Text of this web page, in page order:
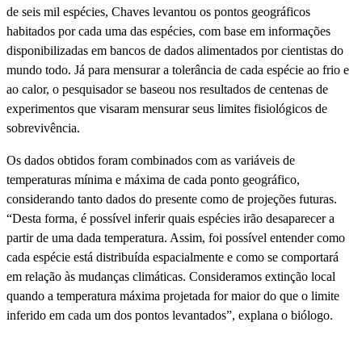
de seis mil espécies, Chaves levantou os pontos geográficos
habitados por cada uma das espécies, com base em informações
disponibilizadas em bancos de dados alimentados por cientistas do
mundo todo. Já para mensurar a tolerância de cada espécie ao frio e
ao calor, o pesquisador se baseou nos resultados de centenas de
experimentos que visaram mensurar seus limites fisiológicos de
sobrevivência.
Os dados obtidos foram combinados com as variáveis de
temperaturas mínima e máxima de cada ponto geográfico,
considerando tanto dados do presente como de projeções futuras.
“Desta forma, é possível inferir quais espécies irão desaparecer a
partir de uma dada temperatura. Assim, foi possível entender como
cada espécie está distribuída espacialmente e como se comportará
em relação às mudanças climáticas. Consideramos extinção local
quando a temperatura máxima projetada for maior do que o limite
inferido em cada um dos pontos levantados”, explana o biólogo.